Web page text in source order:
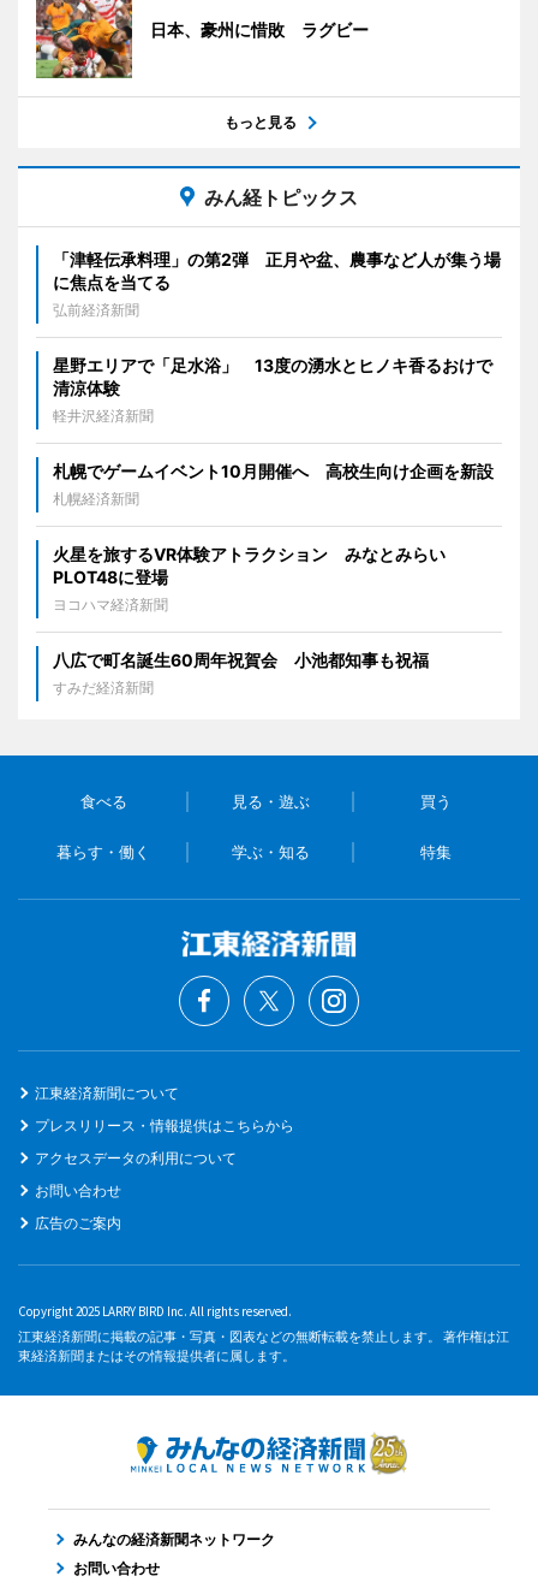
日本、豪州に惜敗 ラグビー
もっと見る
みん経トピックス
「津軽伝承料理」の第2弾 正月や盆、農事など人が集う場
に焦点を当てる
弘前経済新聞
星野エリアで「足水浴」 13度の湧水とヒノキ香るおけで
清涼体験
軽井沢経済新聞
札幌でゲームイベント10月開催へ 高校生向け企画を新設
札幌経済新聞
火星を旅するVR体験アトラクション みなとみらい
PLOT48に登場
ヨコハマ経済新聞
八広で町名誕生60周年祝賀会 小池都知事も祝福
すみだ経済新聞
食べる 見る・遊ぶ 買う
暮らす・働く 学ぶ・知る 特集
江東経済新聞について
プレスリリース・情報提供はこちらから
アクセスデータの利用について
お問い合わせ
広告のご案内
Copyright 2025 LARRY BIRD Inc. All rights reserved.
江東経済新聞に掲載の記事・写真・図表などの無断転載を禁止します。 著作権は江
東経済新聞またはその情報提供者に属します。
みんなの経済新聞ネットワーク
お問い合わせ